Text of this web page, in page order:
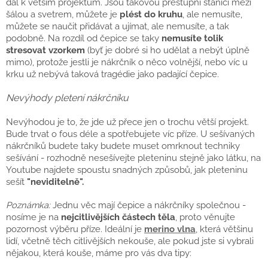
dál k větším projektům. Jsou takovou přestupní stanicí mezi
šálou a svetrem, můžete je plést do kruhu , ale nemusíte,
můžete se naučit přidávat a ujímat, ale nemusíte, a tak
podobně. Na rozdíl od čepice se taky nemusíte tolik
stresovat vzorkem (byť je dobré si ho udělat a nebýt úplně
mimo), protože jestli je nákrčník o něco volnější, nebo víc u
krku už nebývá taková tragédie jako padající čepice.
Nevýhody pletení nákrčníku
Nevýhodou je to, že jde už přece jen o trochu větší projekt.
Bude trvat o fous déle a spotřebujete víc příze. U sešívaných
nákrčníků budete taky budete muset omrknout techniky
sešívání - rozhodně nesešívejte pleteninu stejně jako látku, na
Youtube najdete spoustu snadných způsobů, jak pleteninu
sešít "neviditelně".
Poznámka:Jednu věc mají čepice a nákrčníky společnou -
nosíme je na nejcitlivějších částech těla , proto věnujte
pozornost výběru příze. Ideální je merino vlna , která většinu
lidí, včetně těch citlivějších nekouše, ale pokud jste si vybrali
nějakou, která kouše, máme pro vás dva tipy: